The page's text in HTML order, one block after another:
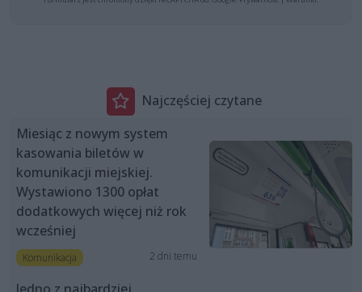
Najczęściej czytane
Miesiąc z nowym system
kasowania biletów w
komunikacji miejskiej.
Wystawiono 1300 opłat
dodatkowych więcej niż rok
wcześniej
Komunikacja 2 dni temu